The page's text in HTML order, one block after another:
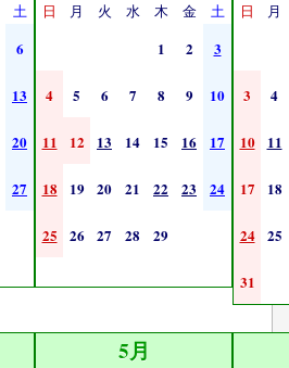
土
6
13
20
27
日 月 火 水 木 金 土
1 2 3
4 5 6 7 8 9 10
11 12 13 14 15 16 17
18 19 20 21 22 23 24
25 26 27 28 29
日 月
3 4
10 11
17 18
24 25
31
5月